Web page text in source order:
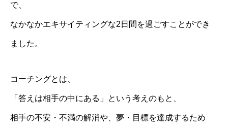
で、
なかなかエキサイティングな2日間を過ごすことができ
ました。
コーチングとは、
「答えは相手の中にある」という考えのもと、
相手の不安・不満の解消や、夢・目標を達成するため